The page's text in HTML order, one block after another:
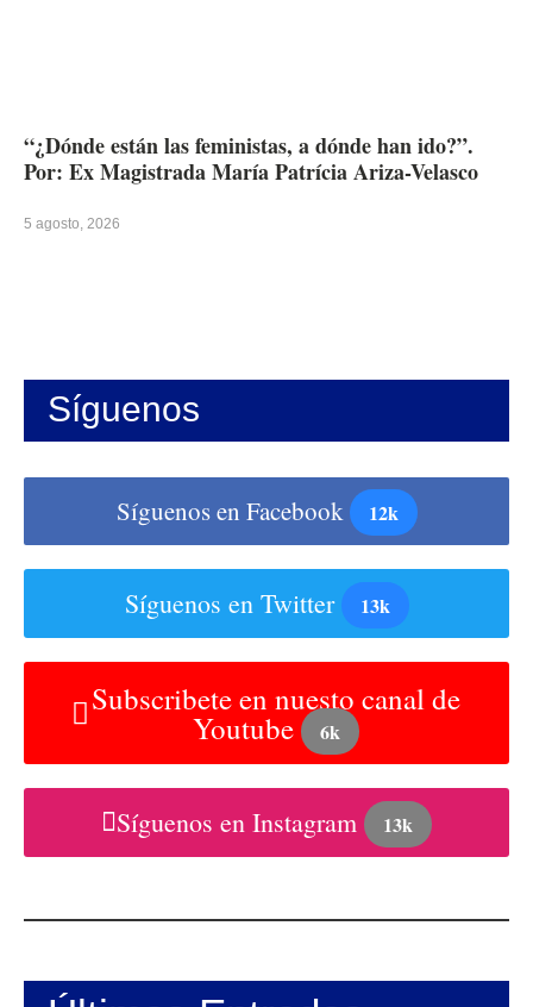
“¿Dónde están las feministas, a dónde han ido?”.
Por: Ex Magistrada María Patrícia Ariza-Velasco
5 agosto, 2026
Síguenos
Síguenos en Facebook 12k
Síguenos en Twitter 13k
Subscribete en nuesto canal de
Youtube 6k
Síguenos en Instagram 13k